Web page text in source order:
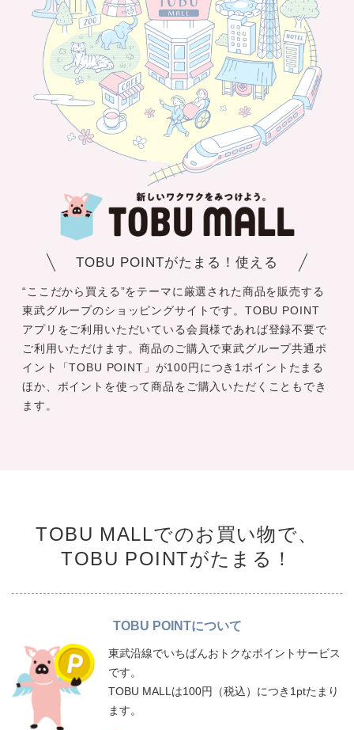
TOBU POINTがたまる！使える
“ここだから買える”をテーマに厳選された商品を販売する
東武グループのショッピングサイトです。TOBU POINT
アプリをご利用いただいている会員様であれば登録不要で
ご利用いただけます。商品のご購入で東武グループ共通ポ
イント「TOBU POINT」が100円につき1ポイントたまる
ほか、ポイントを使って商品をご購入いただくこともでき
ます。
TOBU MALLでのお買い物で、
TOBU POINTがたまる！
TOBU POINTについて
東武沿線でいちばんおトクなポイントサービス
です。
TOBU MALLは100円（税込）につき1ptたまり
ます。